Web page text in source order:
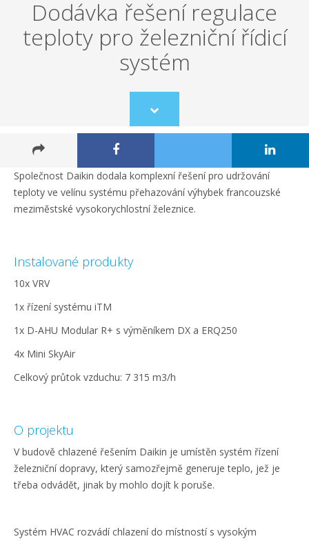
Dodávka řešení regulace
teploty pro železniční řídicí
systém
Scroll
to
Společnost Daikin dodala komplexní řešení pro udržování
teploty ve velínu systému přehazování výhybek francouzské
meziměstské vysokorychlostní železnice.
Instalované produkty
10x VRV
1x řízení systému iTM
1x D-AHU Modular R+ s výměníkem DX a ERQ250
4x Mini SkyAir
Celkový průtok vzduchu: 7 315 m3/h
O projektu
V budově chlazené řešením Daikin je umístěn systém řízení
železniční dopravy, který samozřejmě generuje teplo, jež je
třeba odvádět, jinak by mohlo dojít k poruše.
Systém HVAC rozvádí chlazení do místností s vysokým